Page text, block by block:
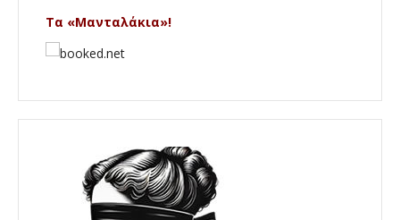
Τα «Μανταλάκια»!